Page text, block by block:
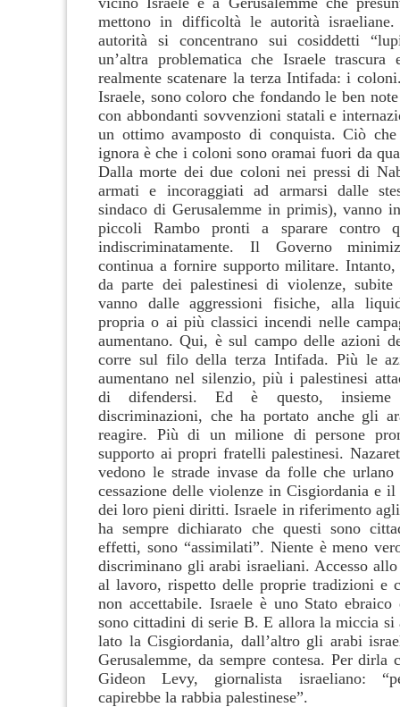
mettono in difficoltà le autorità
autorità si concentrano sui cosiddetti
un’altra problematica che Israele trascura
realmente scatenare la terza Intifada: i
Israele, sono coloro che fondando le ben
con abbondanti sovvenzioni statali e
un ottimo avamposto di conquista. Ciò
ignora è che i coloni sono oramai fuori da
Dalla morte dei due coloni nei pressi di
armati e incoraggiati ad armarsi dalle
sindaco di Gerusalemme in primis), vanno
piccoli Rambo pronti a sparare contro
indiscriminatamente. Il Governo
continua a fornire supporto militare. Intanto,
da parte dei palestinesi di violenze,
vanno dalle aggressioni fisiche, alla
propria o ai più classici incendi nelle
aumentano. Qui, è sul campo delle azioni
corre sul filo della terza Intifada. Più le
aumentano nel silenzio, più i palestinesi
di difendersi. Ed è questo,
discriminazioni, che ha portato anche gli
reagire. Più di un milione di persone
supporto ai propri fratelli palestinesi.
vedono le strade invase da folle che
cessazione delle violenze in Cisgiordania e
dei loro pieni diritti. Israele in riferimento
ha sempre dichiarato che questi sono
effetti, sono “assimilati”. Niente è meno
discriminano gli arabi israeliani. Accesso allo
al lavoro, rispetto delle proprie tradizioni e
non accettabile. Israele è uno Stato ebraico
sono cittadini di serie B. E allora la miccia si
lato la Cisgiordania, dall’altro gli arabi
Gerusalemme, da sempre contesa. Per dirla
Gideon Levy, giornalista israeliano:
capirebbe la rabbia palestinese”.